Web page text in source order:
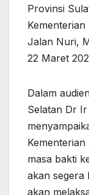
Provinsi
Jalan Nuri,
22 Maret
Dalam
Selatan Dr
masa bakti
akan segera
akan